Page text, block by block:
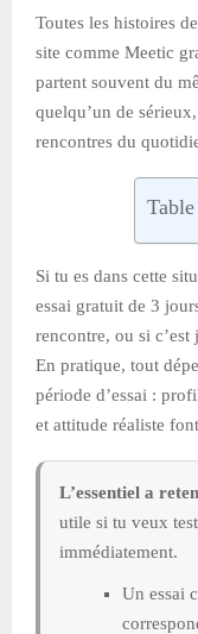
Toutes les histoires
site comme Meetic
partent souvent du
quelqu’un de
rencontres du
Si tu es dans cette
essai gratuit de 3
rencontre, ou si
En pratique, tout
période d’essai :
et attitude réaliste
L’essentiel a
utile si tu veux
immédiatement.
Un essai